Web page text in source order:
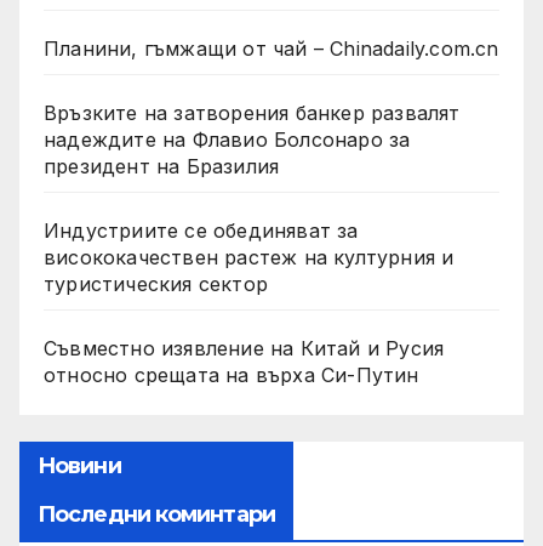
Планини, гъмжащи от чай – Chinadaily.com.cn
Връзките на затворения банкер развалят
надеждите на Флавио Болсонаро за
президент на Бразилия
Индустриите се обединяват за
висококачествен растеж на културния и
туристическия сектор
Съвместно изявление на Китай и Русия
относно срещата на върха Си-Путин
Новини
Последни коминтари